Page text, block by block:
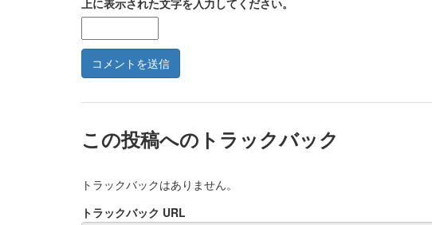
この投稿へのトラックバック
トラックバックはありません。
トラックバック URL